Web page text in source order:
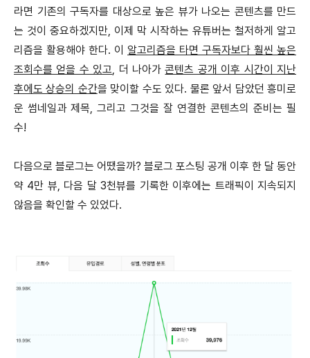
라면 기존의 구독자를 대상으로 높은 뷰가 나오는 콘텐츠를 만드
는 것이 중요하겠지만, 이제 막 시작하는 유튜버는 철저하게 알고
리즘을 활용해야 한다. 이 알고리즘을 타면 구독자보다 훨씬 높은
조회수를 얻을 수 있고 , 더 나아가콘텐츠 공개 이후 시간이 지난
후에도 상승의 순간을 맞이할 수도 있다. 물론 앞서 담았던 흥미로
운 썸네일과 제목, 그리고 그것을 잘 연결한 콘텐츠의 준비는 필
수!
다음으로 블로그는 어땠을까? 블로그 포스팅 공개 이후 한 달 동안
약 4만 뷰, 다음 달 3천뷰를 기록한 이후에는 트래픽이 지속되지
않음을 확인할 수 있었다.